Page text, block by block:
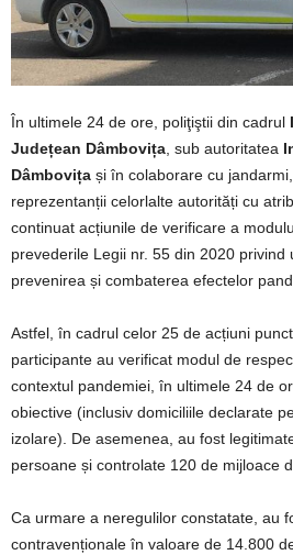
În ultimele 24 de ore, poliţiştii din cadrul
Județean Dâmbovița , sub autoritatea
Dâmbovița și în colaborare cu
reprezentanții celorlalte autorități cu
continuat acțiunile de verificare a
prevederile Legii nr. 55 din 2020 privind
prevenirea și combaterea efectelor
Astfel, în cadrul celor 25 de acțiuni
participante au verificat modul de
contextul pandemiei, în ultimele 24 de
obiective (inclusiv domiciliile declarate
izolare). De asemenea, au fost
persoane și controlate 120 de mijloace
Ca urmare a neregulilor constatate, au
contravenționale în valoare de 14.800